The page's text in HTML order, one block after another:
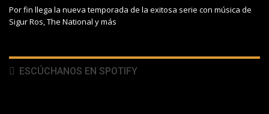
Por fin llega la nueva temporada de la exitosa serie con música de
Sigur Ros, The National y más
ESCÚCHANOS EN SPOTIFY